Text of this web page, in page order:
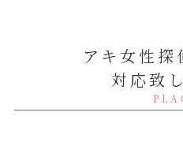
アキ女性探
対応致